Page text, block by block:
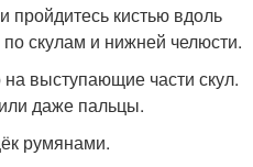
пройдитесь кистью вдоль
скулам и нижней челюсти.
выступающие части скул.
даже пальцы.
румянами.